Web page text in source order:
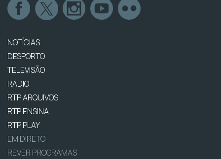
NOTÍCIAS
DESPORTO
TELEVISÃO
RÁDIO
RTP ARQUIVOS
RTP ENSINA
RTP PLAY
EM DIRETO
REVER PROGRAMAS